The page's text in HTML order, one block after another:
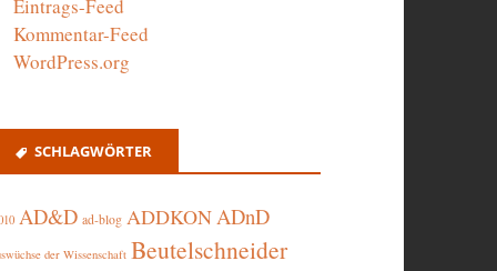
Eintrags-Feed
Kommentar-Feed
WordPress.org
SCHLAGWÖRTER
AD&D ad-blog ADDKONADnD
der Wissenschaft Beutelschneider